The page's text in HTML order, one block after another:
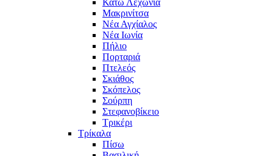
Μακρινίτσα
Νέα Αγχίαλος
Νέα Ιωνία
Πήλιο
Πορταριά
Πτελεός
Σκιάθος
Σκόπελος
Σούρπη
Στεφανοβίκειο
Τρικέρι
Τρίκαλα
Πίσω